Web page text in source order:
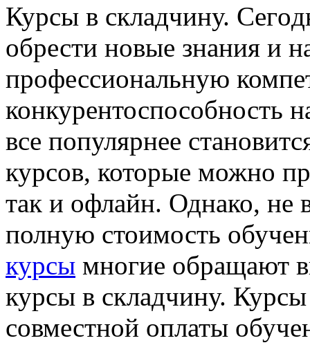
Курсы в склaдчину.
обрести новые знания и
профессиональную
конкурентоспособность
все популярнее
курсов, которые можно
так и офлайн. Однако, не
полную стоимость
курсы многие обращают
курсы в складчину.
совместной оплаты